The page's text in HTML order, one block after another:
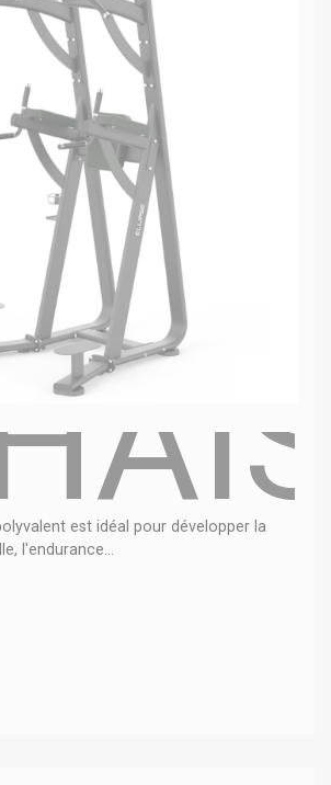
est idéal pour développer la
l'endurance...